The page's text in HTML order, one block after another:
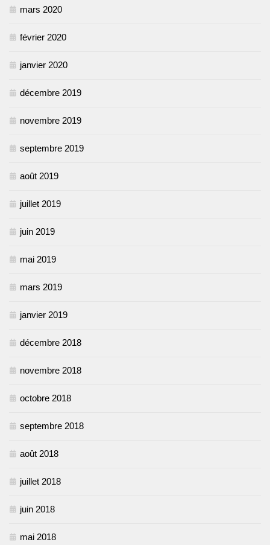
mars 2020
février 2020
janvier 2020
décembre 2019
novembre 2019
septembre 2019
août 2019
juillet 2019
juin 2019
mai 2019
mars 2019
janvier 2019
décembre 2018
novembre 2018
octobre 2018
septembre 2018
août 2018
juillet 2018
juin 2018
mai 2018